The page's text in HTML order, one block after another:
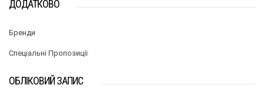
ДОДАТКОВО
Бренди
Спеціальні Пропозиції
ОБЛІКОВИЙ ЗАПИС